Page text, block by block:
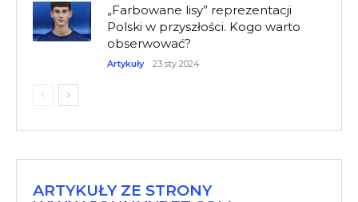
„Farbowane lisy” reprezentacji
Polski w przyszłości. Kogo warto
obserwować?
Artykuły 23 sty 2024
ARTYKUŁY ZE STRONY